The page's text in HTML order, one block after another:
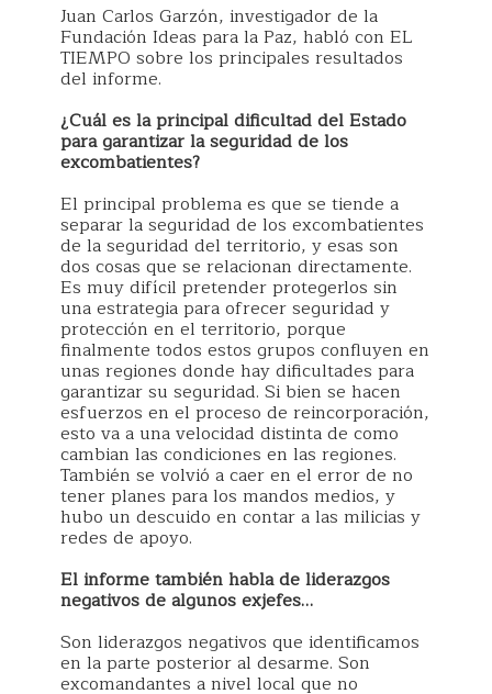
Juan Carlos Garzón, investigador de la
Fundación Ideas para la Paz, habló con EL
TIEMPO sobre los principales resultados
del informe.
¿Cuál es la principal dificultad del Estado
para garantizar la seguridad de los
excombatientes?
El principal problema es que se tiende a
separar la seguridad de los excombatientes
de la seguridad del territorio, y esas son
dos cosas que se relacionan directamente.
Es muy difícil pretender protegerlos sin
una estrategia para ofrecer seguridad y
protección en el territorio, porque
finalmente todos estos grupos confluyen en
unas regiones donde hay dificultades para
garantizar su seguridad. Si bien se hacen
esfuerzos en el proceso de reincorporación,
esto va a una velocidad distinta de como
cambian las condiciones en las regiones.
También se volvió a caer en el error de no
tener planes para los mandos medios, y
hubo un descuido en contar a las milicias y
redes de apoyo.
El informe también habla de liderazgos
negativos de algunos exjefes…
Son liderazgos negativos que identificamos
en la parte posterior al desarme. Son
excomandantes a nivel local que no